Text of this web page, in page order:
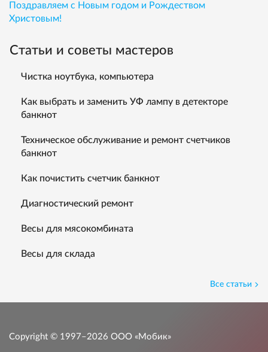
Поздравляем с Новым годом и Рождеством
Христовым!
Статьи и советы мастеров
Чистка ноутбука, компьютера
Как выбрать и заменить УФ лампу в детекторе
банкнот
Техническое обслуживание и ремонт счетчиков
банкнот
Как почистить счетчик банкнот
Диагностический ремонт
Весы для мясокомбината
Весы для склада
Все статьи
Copyright © 1997–2026 ООО «Мобик»